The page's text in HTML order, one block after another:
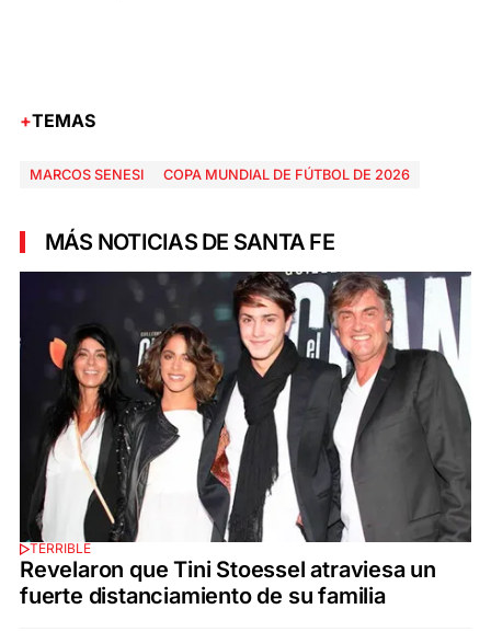
TEMAS
MARCOS SENESI COPA MUNDIAL DE FÚTBOL DE 2026
MÁS NOTICIAS DE SANTA FE
TERRIBLE
Revelaron que Tini Stoessel atraviesa un
fuerte distanciamiento de su familia